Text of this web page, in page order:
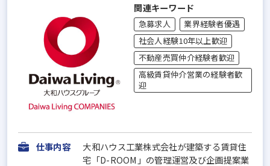
関連キーワード
急募求人
業界経験者優遇
社会人経験10年以上歓迎
不動産売買仲介経験者歓迎
高級賃貸仲介営業の経験者歓
迎
仕事内容
大和ハウス工業株式会社が建築する賃貸住
宅「D-ROOM」の管理運営及び企画提案業